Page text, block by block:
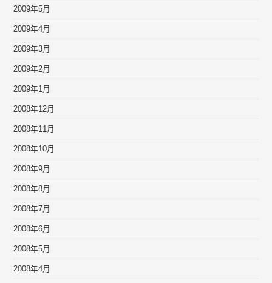
2009年5月
2009年4月
2009年3月
2009年2月
2009年1月
2008年12月
2008年11月
2008年10月
2008年9月
2008年8月
2008年7月
2008年6月
2008年5月
2008年4月